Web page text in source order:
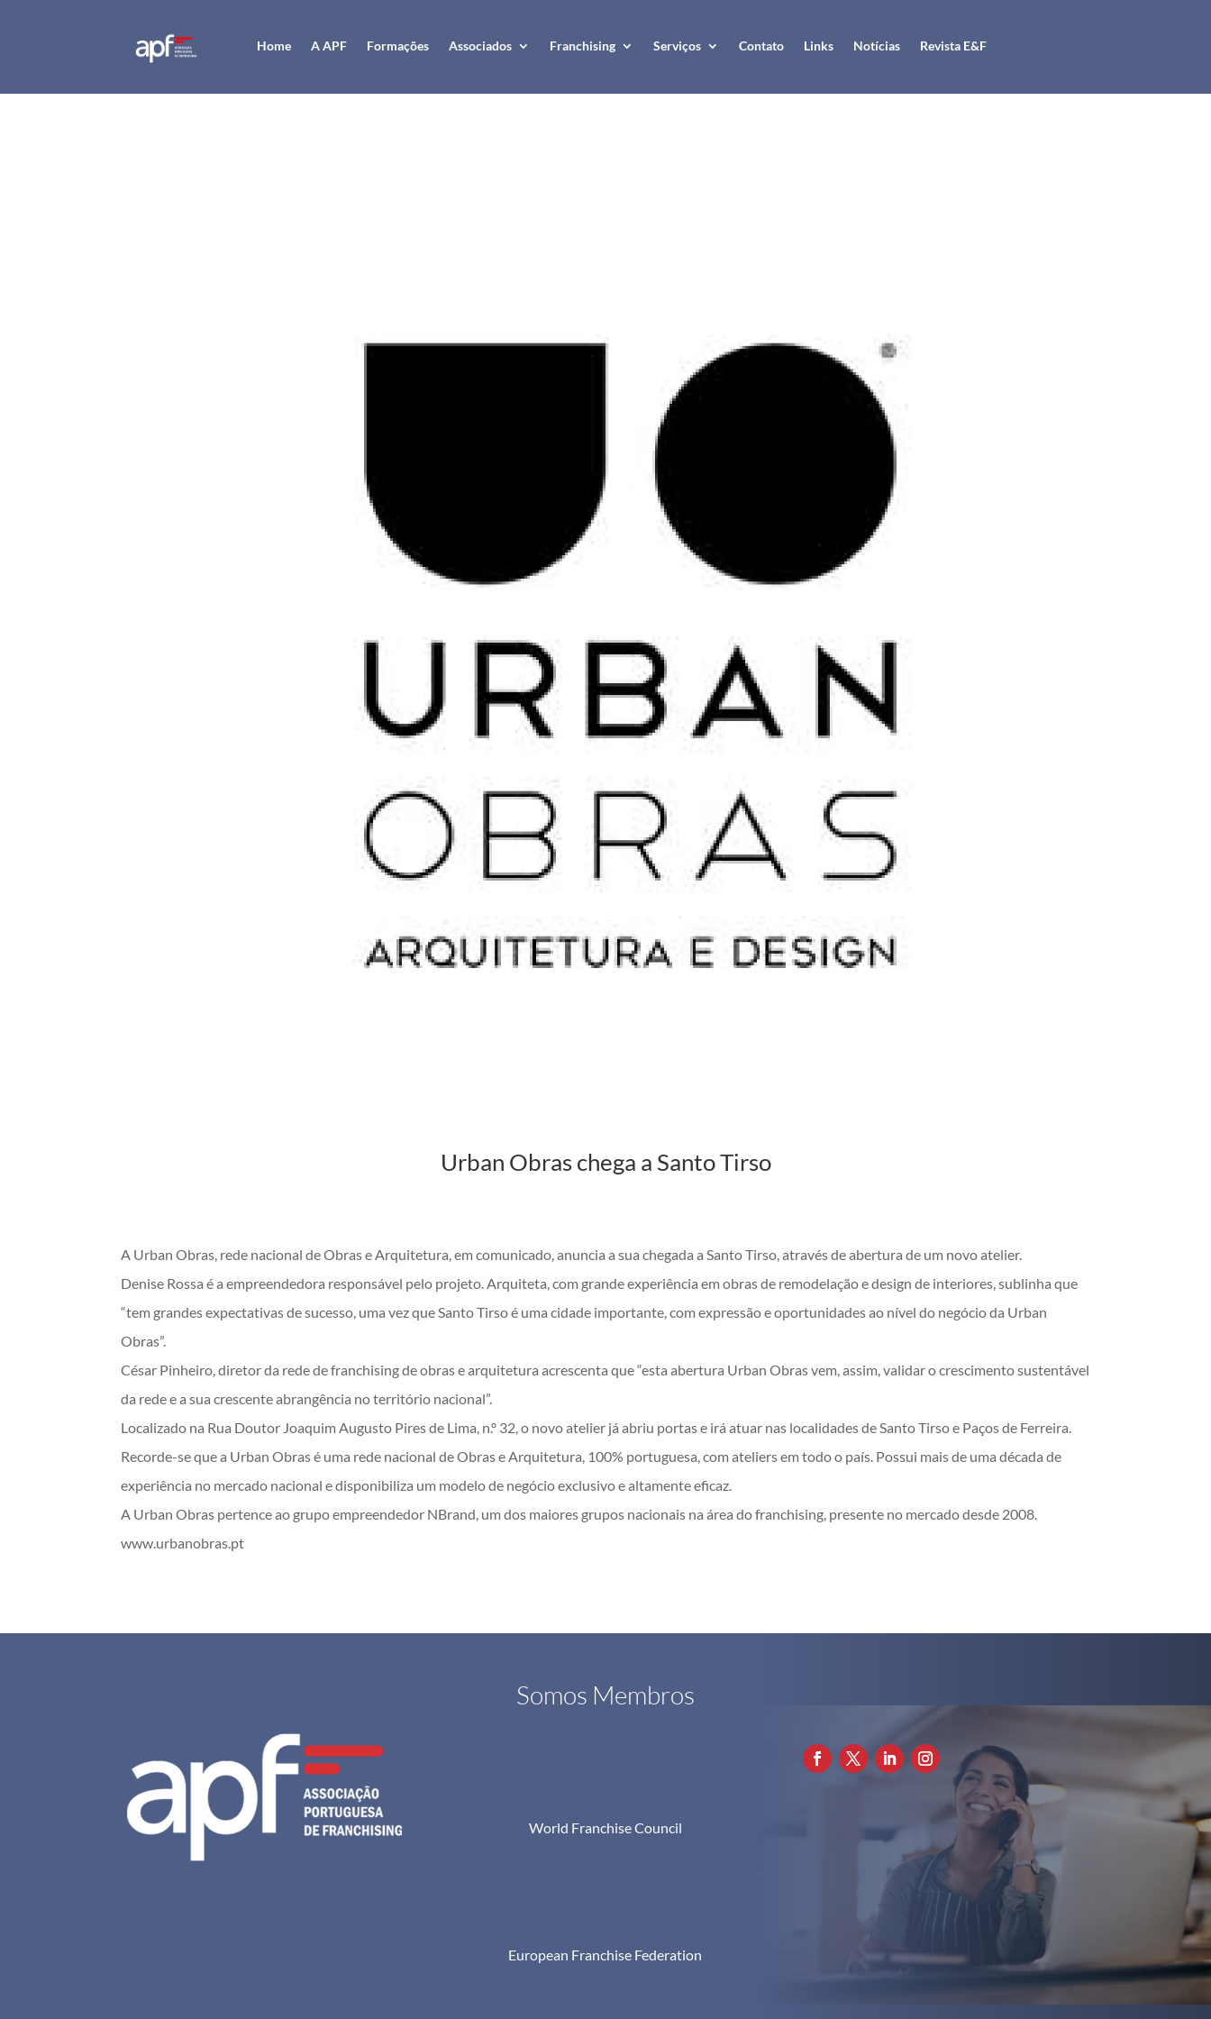
Home A APF Formações Associados Franchising Serviços Contato Links Notícias Revista E&F
Urban Obras chega a Santo Tirso
A Urban Obras, rede nacional de Obras e Arquitetura, em comunicado, anuncia a sua chegada a Santo Tirso, através de abertura de um novo atelier.
Denise Rossa é a empreendedora responsável pelo projeto. Arquiteta, com grande experiência em obras de remodelação e design de interiores, sublinha que
“tem grandes expectativas de sucesso, uma vez que Santo Tirso é uma cidade importante, com expressão e oportunidades ao nível do negócio da Urban
Obras”.
César Pinheiro, diretor da rede de franchising de obras e arquitetura acrescenta que “esta abertura Urban Obras vem, assim, validar o crescimento sustentável
da rede e a sua crescente abrangência no território nacional”.
Localizado na Rua Doutor Joaquim Augusto Pires de Lima, n.º 32, o novo atelier já abriu portas e irá atuar nas localidades de Santo Tirso e Paços de Ferreira.
Recorde-se que a Urban Obras é uma rede nacional de Obras e Arquitetura, 100% portuguesa, com ateliers em todo o país. Possui mais de uma década de
experiência no mercado nacional e disponibiliza um modelo de negócio exclusivo e altamente eficaz.
A Urban Obras pertence ao grupo empreendedor NBrand, um dos maiores grupos nacionais na área do franchising, presente no mercado desde 2008.
www.urbanobras.pt
Somos Membros
World Franchise Council
European Franchise Federation